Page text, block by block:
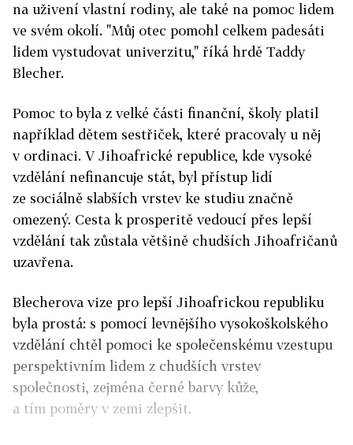
na uživení vlastní rodiny, ale také na pomoc lidem
ve svém okolí. "Můj otec pomohl celkem padesáti
lidem vystudovat univerzitu," říká hrdě Taddy
Blecher.
Pomoc to byla z velké části finanční, školy platil
například dětem sestřiček, které pracovaly u něj
v ordinaci. V Jihoafrické republice, kde vysoké
vzdělání nefinancuje stát, byl přístup lidí
ze sociálně slabších vrstev ke studiu značně
omezený. Cesta k prosperitě vedoucí přes lepší
vzdělání tak zůstala většině chudších Jihoafričanů
uzavřena.
Blecherova vize pro lepší Jihoafrickou republiku
byla prostá: s pomocí levnějšího vysokoškolského
vzdělání chtěl pomoci ke společenskému vzestupu
perspektivním lidem z chudších vrstev
společnosti, zejména černé barvy kůže,
a tím poměry v zemi zlepšit.